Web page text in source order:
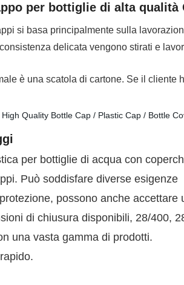
per bottiglie di alta
si basa principalmente sulla
delicata vengono stirati e
è una scatola di cartone. Se il
per bottiglie di acqua con
Può soddisfare diverse esigenze
possono anche accettare
di chiusura disponibili, 28/400,
una vasta gamma di prodotti.